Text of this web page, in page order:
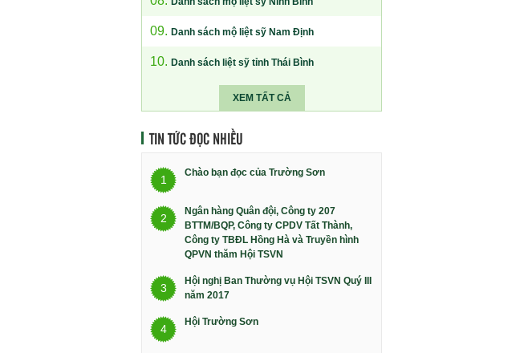
09. Danh sách mộ liệt sỹ Nam Định
10. Danh sách liệt sỹ tỉnh Thái Bình
XEM TẤT CẢ
TIN TỨC ĐỌC NHIỀU
1
Chào bạn đọc của Trường Sơn
2
Ngân hàng Quân đội, Công ty 207
BTTM/BQP, Công ty CPDV Tất Thành,
Công ty TBĐL Hồng Hà và Truyền hình
QPVN thăm Hội TSVN
3
Hội nghị Ban Thường vụ Hội TSVN Quý III
năm 2017
4
Hội Trường Sơn